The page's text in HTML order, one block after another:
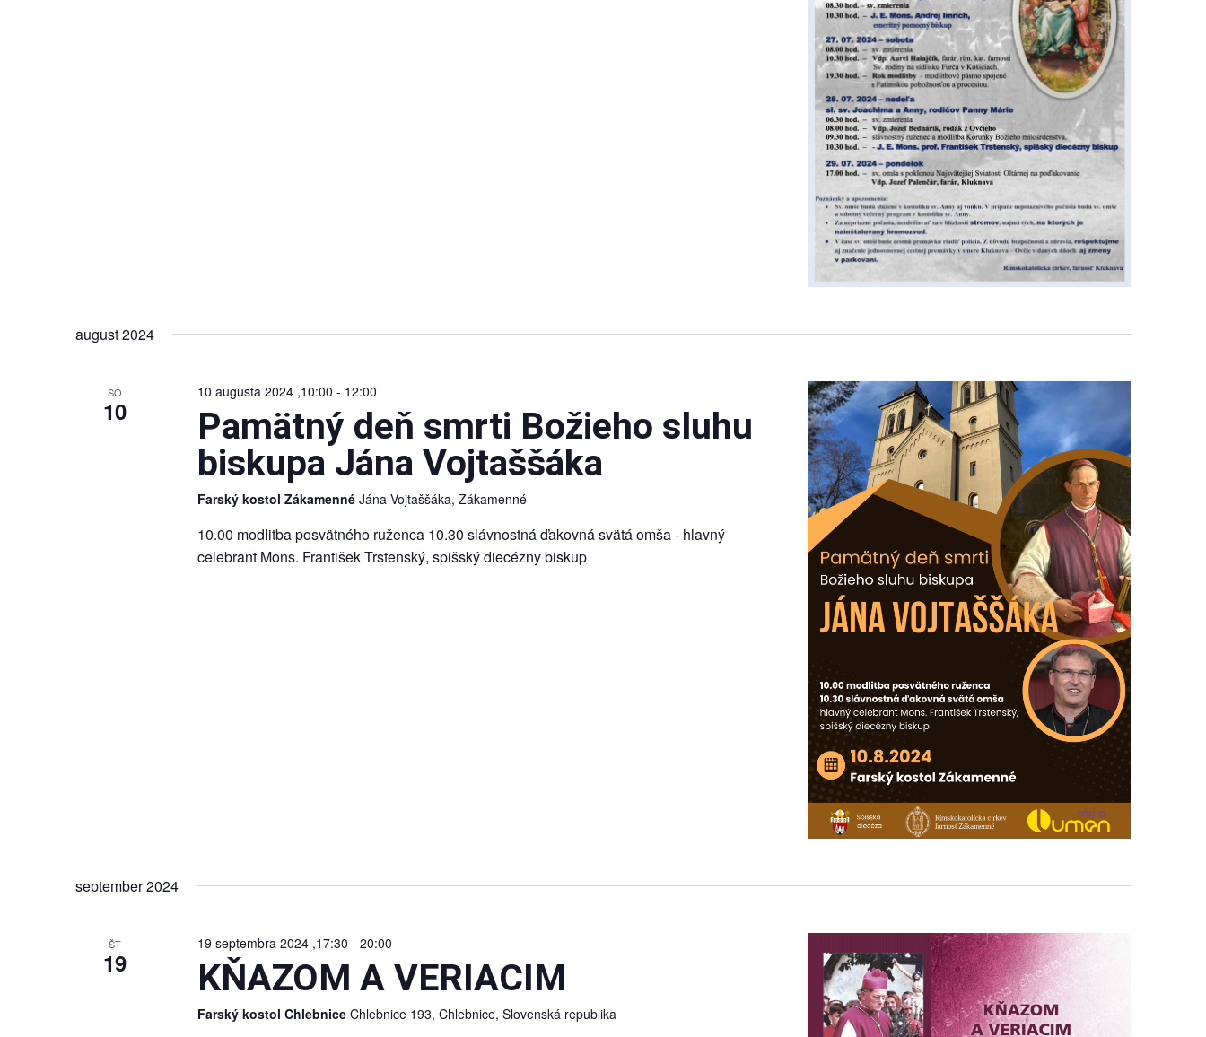
august 2024
SO
10
10 augusta 2024 ,10:00 - 12:00
Pamätný deň smrti Božieho sluhu
biskupa Jána Vojtaššáka
Farský kostol Zákamenné Jána Vojtaššáka, Zákamenné
10.00 modlitba posvätného ruženca 10.30 slávnostná ďakovná svätá omša - hlavný
celebrant Mons. František Trstenský, spišský diecézny biskup
september 2024
ŠT
19
19 septembra 2024 ,17:30 - 20:00
KŇAZOM A VERIACIM
Farský kostol Chlebnice Chlebnice 193, Chlebnice, Slovenská republika